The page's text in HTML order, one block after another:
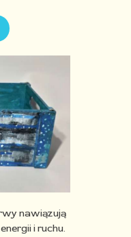
nawiązują
i ruchu.